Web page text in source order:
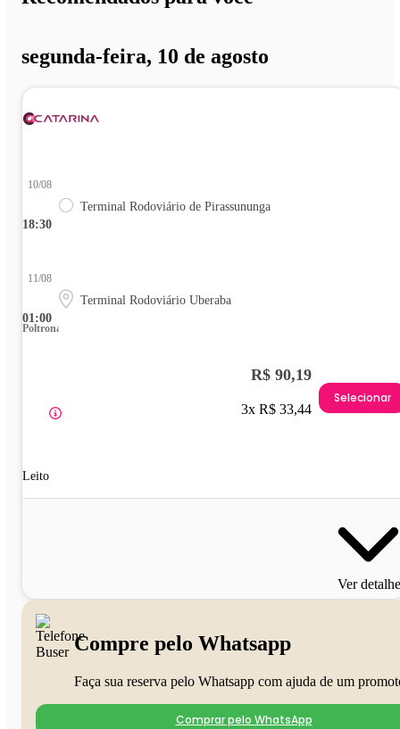
segunda-feira, 10 de agosto
18:30
10/08
Terminal Rodoviário de Pirassununga
01:00
11/08
Terminal Rodoviário Uberaba
Poltrona
Leito
R$ 90,19
3x R$ 33,44
Selecionar
Ver
Compre pelo Whatsapp
Faça sua reserva pelo Whatsapp com ajuda de um
Comprar pelo WhatsApp